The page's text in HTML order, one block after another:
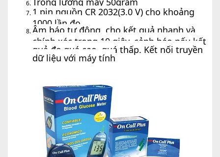
1 pin nguồn CR 2032(3.0 V) cho khoảng
1000 lần đo
Âm báo tự động, cho kết quả nhanh và
chính xác trong 10 giây, cảnh báo nếu kết
quả đo quá cao, quá thấp. Kết nối truyền
dữ liệu với máy tính